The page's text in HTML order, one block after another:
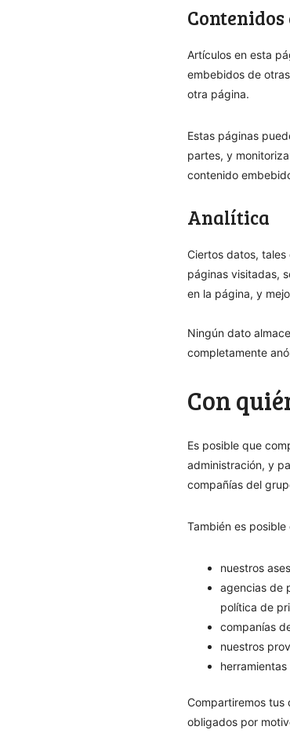
Artículos en esta
embebidos de
otra página.
Estas páginas
partes, y
contenido
Analítica
Ciertos datos,
páginas visitadas,
en la página, y
Ningún dato
completamente
Con
Es posible que
administración, y
compañías del
También es
nuestros
agencias de
política de
companías
nuestros
Compartiremos tus
obligados por